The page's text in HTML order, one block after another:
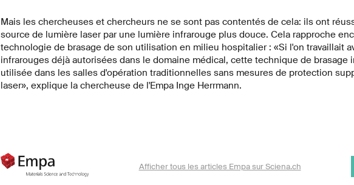
Mais les chercheuses et chercheurs ne se sont pas contentés de cela: ils ont
source de lumière laser par une lumière infrarouge plus douce. Cela rapproche
technologie de brasage de son utilisation en milieu hospitalier : «Si l'on travaillait
infrarouges déjà autorisées dans le domaine médical, cette technique de brasage
utilisée dans les salles d'opération traditionnelles sans mesures de protection
laser», explique la chercheuse de l'Empa Inge Herrmann.
Afficher tous les articles Empa sur Sciena.ch